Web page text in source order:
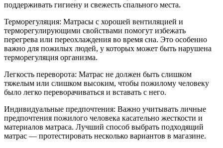
поддерживать гигиену и свежесть спального места.
Терморегуляция: Матрасы с хорошей вентиляцией и
терморегулирующими свойствами помогут избежать
перегрева или переохлаждения во время сна. Это особенно
важно для пожилых людей, у которых может быть нарушена
терморегуляция организма.
Легкость переворота: Матрас не должен быть слишком
тяжелым или слишком высоким, чтобы пожилому человеку
было легко переворачиваться и вставать с него.
Индивидуальные предпочтения: Важно учитывать личные
предпочтения пожилого человека касательно жесткости и
материалов матраса. Лучший способ выбрать подходящий
матрас — протестировать несколько вариантов в магазине.